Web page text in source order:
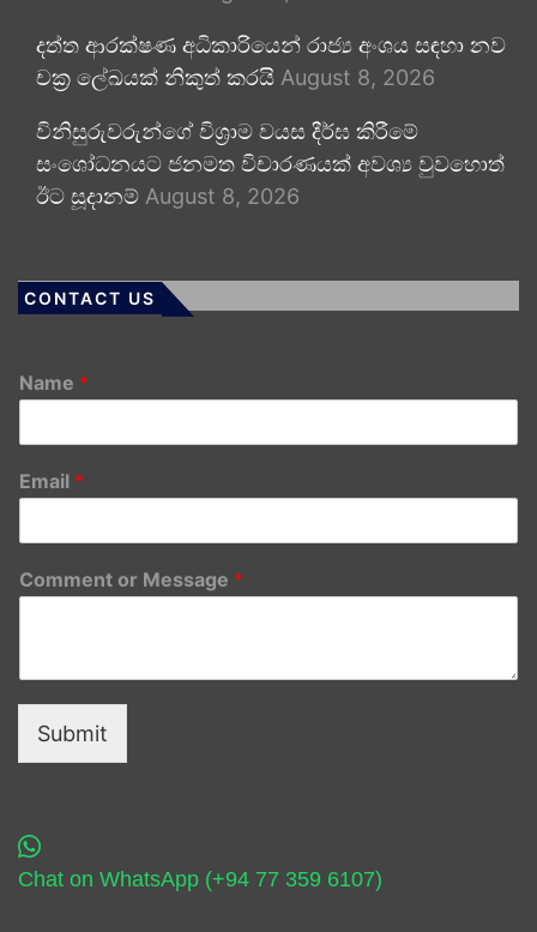
දත්ත ආරක්ෂණ අධිකාරියෙන් රාජ්‍ය අංශය සඳහා නව
චක්‍ර ලේඛයක් නිකුත් කරයි August 8, 2026
විනිසුරුවරුන්ගේ විශ්‍රාම වයස දීර්ඝ කිරීමේ
සංශෝධනයට ජනමත විචාරණයක් අවශ්‍ය වුවහොත්
ඊට සූදානම් August 8, 2026
CONTACT US
Name *
Email *
Comment or Message *
Submit
Chat on WhatsApp (+94 77 359 6107)